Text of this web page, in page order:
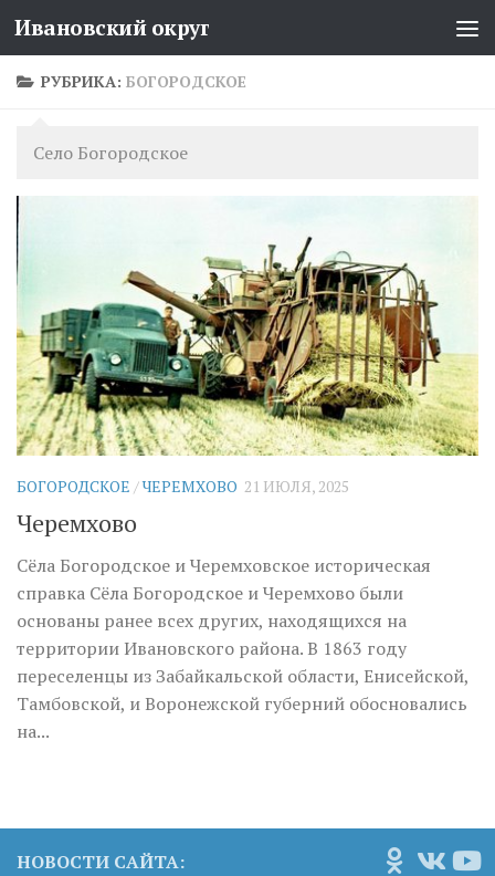
Перейти к содержимому
Ивановский округ
РУБРИКА: БОГОРОДСКОЕ
Село Богородское
БОГОРОДСКОЕ /ЧЕРЕМХОВО 21 ИЮЛЯ, 2025
Черемхово
Сёла Богородское и Черемховское историческая
справка Сёла Богородское и Черемхово были
основаны ранее всех других, находящихся на
территории Ивановского района. В 1863 году
переселенцы из Забайкальской области, Енисейской,
Тамбовской, и Воронежской губерний обосновались
на...
НОВОСТИ САЙТА: